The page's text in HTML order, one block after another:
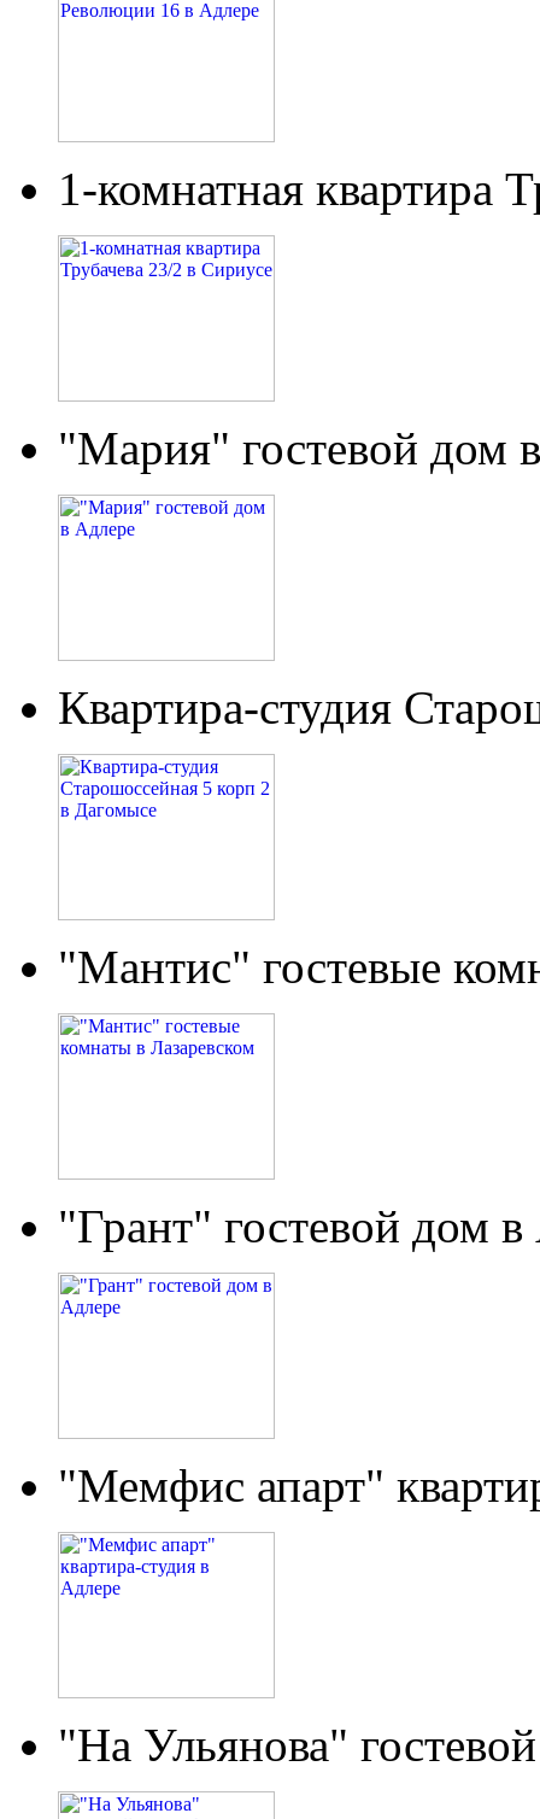
1-комнатная квартира
"Мария" гостевой дом
Квартира-студия
"Мантис" гостевые
"Грант" гостевой дом
"Мемфис апарт"
"На Ульянова"